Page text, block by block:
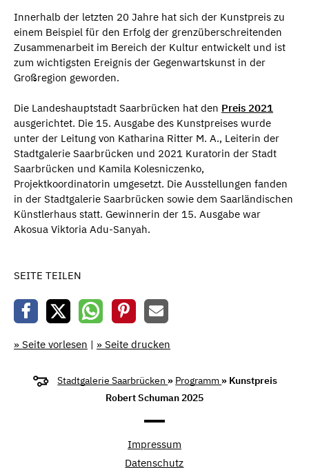
Innerhalb der letzten 20 Jahre hat sich der Kunstpreis zu
einem Beispiel für den Erfolg der grenzüberschreitenden
Zusammenarbeit im Bereich der Kultur entwickelt und ist
zum wichtigsten Ereignis der Gegenwartskunst in der
Großregion geworden.
Die Landeshauptstadt Saarbrücken hat den Preis 2021
ausgerichtet. Die 15. Ausgabe des Kunstpreises wurde
unter der Leitung von Katharina Ritter M. A., Leiterin der
Stadtgalerie Saarbrücken und 2021 Kuratorin der Stadt
Saarbrücken und Kamila Kolesniczenko,
Projektkoordinatorin umgesetzt. Die Ausstellungen fanden
in der Stadtgalerie Saarbrücken sowie dem Saarländischen
Künstlerhaus statt. Gewinnerin der 15. Ausgabe war
Akosua Viktoria Adu-Sanyah.
SEITE TEILEN
» Seite vorlesen | » Seite drucken
Stadtgalerie Saarbrücken » Programm » Kunstpreis
Robert Schuman 2025
Impressum
Datenschutz